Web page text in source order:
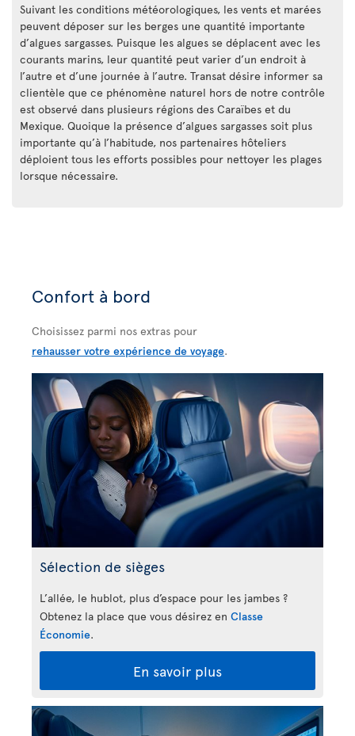
Suivant les conditions météorologiques, les vents et marées
peuvent déposer sur les berges une quantité importante
d’algues sargasses. Puisque les algues se déplacent avec les
courants marins, leur quantité peut varier d’un endroit à
l’autre et d’une journée à l’autre. Transat désire informer sa
clientèle que ce phénomène naturel hors de notre contrôle
est observé dans plusieurs régions des Caraïbes et du
Mexique. Quoique la présence d’algues sargasses soit plus
importante qu’à l’habitude, nos partenaires hôteliers
déploient tous les efforts possibles pour nettoyer les plages
lorsque nécessaire.
Confort à bord
Choisissez parmi nos extras pour
rehausser votre expérience de voyage.
Sélection de sièges
L’allée, le hublot, plus d’espace pour les jambes ?
Obtenez la place que vous désirez en Classe
Économie.
En savoir plus